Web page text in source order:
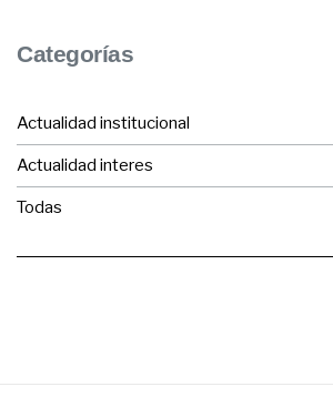
Categorías
Actualidad institucional
Actualidad interes
Todas